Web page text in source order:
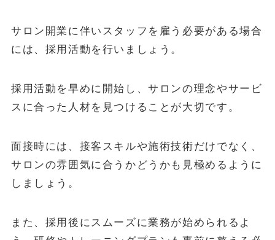
サロン開業に伴いスタッフを雇う必要がある場合
には、採用活動を行いましょう。
採用活動を早めに開始し、サロンの理念やサービ
スに合った人材を見つけることが大切です。
面接時には、接客スキルや施術技術だけでなく、
サロンの雰囲気に合うかどうかも見極めるように
しましょう。
また、採用後にスムーズに業務が始められるよ